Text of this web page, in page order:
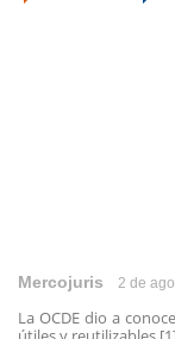
Mercojuris 2 de
La OCDE dio a